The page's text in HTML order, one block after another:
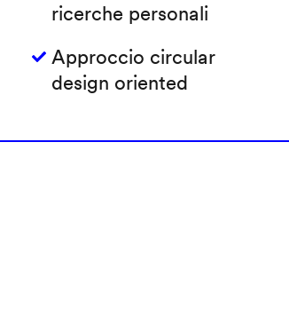
ricerche personali
Approccio circular
design oriented